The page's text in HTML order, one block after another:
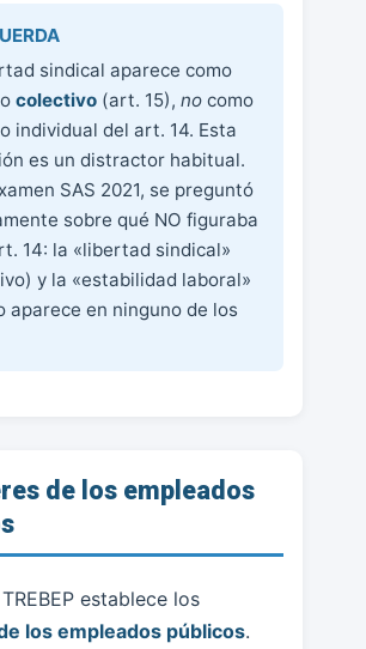
sindical aparece como
colectivo (art. 15),no como
individual del art. 14. Esta
es un distractor habitual.
SAS 2021, se preguntó
sobre qué NO figuraba
14: la «libertad sindical»
y la «estabilidad laboral»
aparece en ninguno de los
de los empleados
establece los
los empleados públicos.